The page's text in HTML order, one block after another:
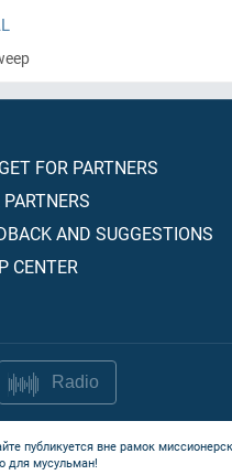
FOR PARTNERS
PARTNERS
AND SUGGESTIONS
CENTER
Radio
публикуется вне рамок
для мусульман!